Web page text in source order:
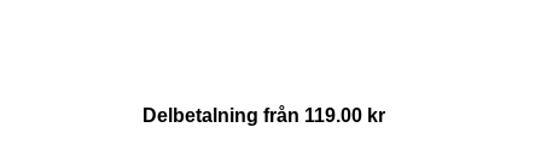
Delbetalning från 119.00 kr